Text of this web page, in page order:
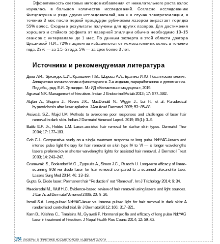
Эффективность световых методов избавления от нежелательного роста волос
изучалась в большом количестве исследований. Согласно исследованию
Фитцпатрика и ряда других исследователей, как и в случае электроэпиляции, в
течение 3 мес после первой процедуры рубиновым лазером вырастает порядка
55% волос. Сходные результаты получены для других лазеров. Для достижения
хорошего и стойкого эффекта от лазерной эпиляции обычно необходимо 10–15
сеансов с интервалами до 1 мес. По данным эксперта в этой области доктора
Цисановой Н.И., 72% пациентов избавляются от нежелательных волос в течение
года, 23% — за 1,5–2 года, 5% — за срок более 3 лет.
Источники и рекомендуемая литература
Деев А.И., Эрнандес Е.И., Краюшкин П.В., Шарова А.А., Брагина И.Ю. Новая косметология.
Аппаратная косметология и физиотерапия. 2-е издание, переработанное и дополненное.
Под общ. ред. Е.И. Эрнандес. М.: ИД «Косметика и медицина», 2019.
Agrawal N.K. Management of hirsutism. Indian J Endocrinol Metab 2013; 17: S77–S82.
Alajlan A., Shapiro J., Rivers J.K., MacDonald N., Wiggin J., Lui H., et al. Paradoxical
hypertrichosis after laser epilation. J Am Acad Dermatol 2005; 53: 85–88.
Arsiwala S.Z., Majid I.M. Methods to overcome poor responses and challenges of laser hair
removal in dark skin. Indian J Dermatol Venereol Leprol. 2019; 85(1): 3–9.
Battle E.F. Jr., Hobbs L.M. Laser-assisted hair removal for darker skin types. Dermatol Ther
2004; 17: 177–183.
Goh C.L. Comparative study on a single treatment response to long pulse Nd:YAG-lasers and
intense pulse light therapy for hair removal on skin type IV to VI — is longer wavelengths
lasers preferred over shorter wavelengths lights for assisted hair removal. J Dermatol Treat
2003; 14: 243–247.
Grunewald S., Bodendorf M.O., Zygouris A., Simon J.C., Paasch U. Long-term efficacy of linear-
scanning 808 нм diode laser for hair removal compared to a scanned alexandrite laser.
Lasers Surg Med 2014; 46: 13–19.
Gupta G. Diode laser: Permanent hair “Reduction” not “Removal”. Int J Trichology 2014; 6: 34.
Haedersdal M., Wulf H.C. Evidence-based review of hair removal using lasers and light sources.
J Eur Acad Dermatol Venereol 2006; 20: 9–20.
Ismail S.A. Long-pulsed Nd:YAG-laser vs. intense pulsed light for hair removal in dark skin: A
randomized controlled trial. Br J Dermatol 2012; 166: 317–321.
Karn D., Krishna C., Timalsina M., Gyawali P. Hormonal profile and efficacy of long pulse Nd:YAG
laser in treatment of hirsutism. J Nepal Health Res Counc 2014; 12: 59–62.
154 ЛАЗЕРЫ В ПРАКТИКЕ КОСМЕТОЛОГА И ДЕРМАТОЛОГА